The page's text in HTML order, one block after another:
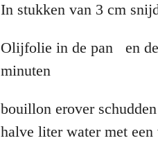
In stukken van 3 cm
Olijfolie in de pan en de
minuten
bouillon erover
halve liter water met een